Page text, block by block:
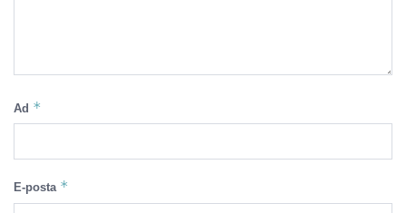
Ad *
E-posta *